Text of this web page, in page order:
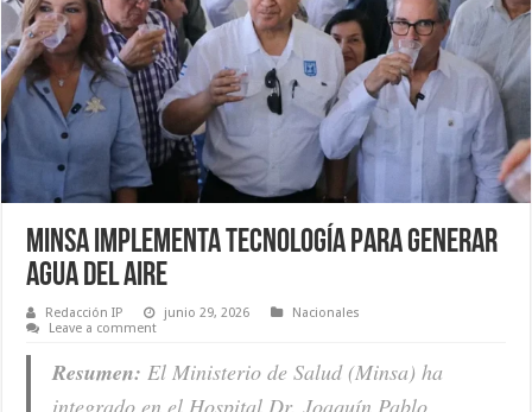
Minsa implementa tecnología para generar
agua del aire
Redacción IP junio 29, 2026
Nacionales
Leave a comment
Resumen: El Ministerio de Salud (Minsa) ha
integrado en el Hospital Dr. Joaquín Pablo